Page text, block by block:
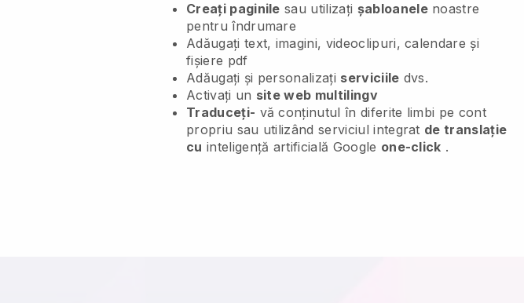
Creați paginile sau utilizați șabloanelenoastre
pentru îndrumare
Adăugați text, imagini, videoclipuri, calendare și
fișiere pdf
Adăugați și personalizați serviciile dvs.
Activați un site web multilingv
Traduceți- vă conținutul în diferite limbi pe cont
propriu sau utilizând serviciul integrat de translație
cu inteligență artificială Google one-click .